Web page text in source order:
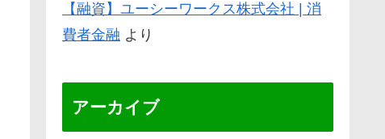
【融資】ユーシーワークス株式会社 | 消
費者金融 より
アーカイブ